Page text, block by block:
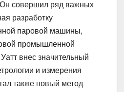
совершил ряд важных
разработку
паровой машины,
промышленной
внес значительный
и измерения
также новый метод